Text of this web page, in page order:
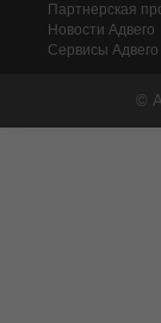
Партнерская
Новости Адвего
Сервисы Адвего
©